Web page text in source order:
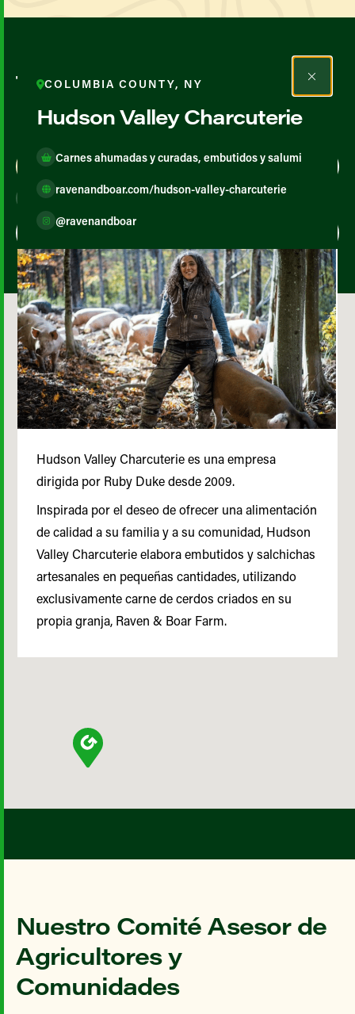
Todos los agricultores y
productores
Map View List View
Nuestro Comité Asesor de
Agricultores y
Comunidades
COLUMBIA COUNTY, NY
Hudson Valley Charcuterie
Carnes ahumadas y curadas, embutidos y salumi
ravenandboar.com/hudson-valley-charcuterie
@ravenandboar
Hudson Valley Charcuterie es una empresa
dirigida por Ruby Duke desde 2009.
Inspirada por el deseo de ofrecer una alimentación
de calidad a su familia y a su comunidad, Hudson
Valley Charcuterie elabora embutidos y salchichas
artesanales en pequeñas cantidades, utilizando
exclusivamente carne de cerdos criados en su
propia granja, Raven & Boar Farm.